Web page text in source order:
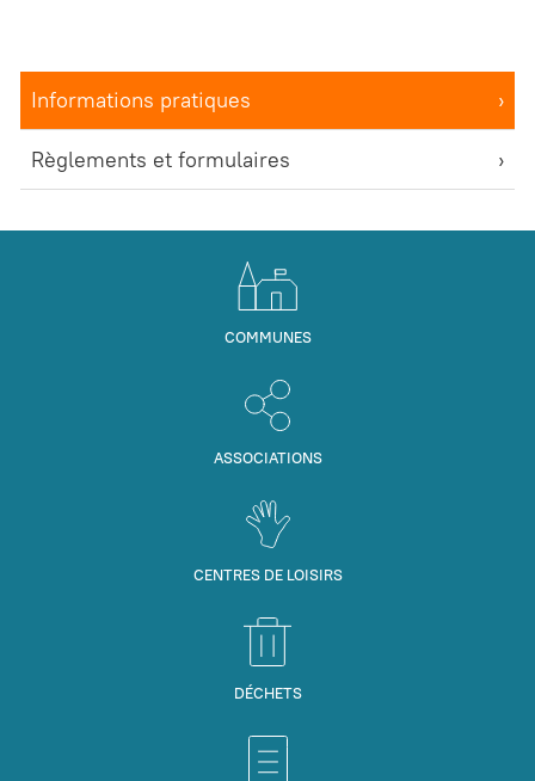
Informations pratiques
Règlements et formulaires
COMMUNES
ASSOCIATIONS
CENTRES DE LOISIRS
DÉCHETS